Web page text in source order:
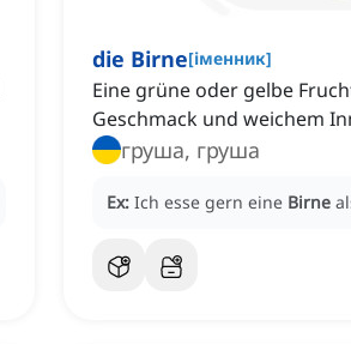
die Birne[іменник]
Eine grüne oder gelbe
Geschmack und weichem
груша, груша
Ex: Ich esse gern eine Birne